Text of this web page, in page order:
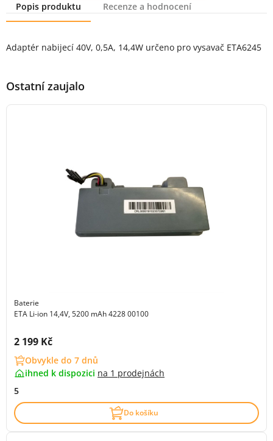
Popis produktu
Recenze a hodnocení
Adaptér nabijecí 40V, 0,5A, 14,4W určeno pro vysavač ETA6245
Ostatní zaujalo
Baterie
ETA Li-ion 14,4V, 5200 mAh 4228 00100
Cena s DPH:
2 199 Kč
Obvykle do 7 dnů
ihned k dispozici na 1 prodejnách
5
Do košíku